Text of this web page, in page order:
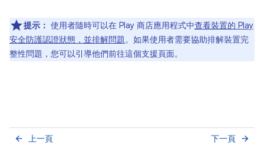
提示： 使用者隨時可以在 Play 商店應用程式中查看裝置的 Play
安全防護認證狀態，並排解問題。如果使用者需要協助排解裝置完
整性問題，您可以引導他們前往這個支援頁面。
上一頁
arrow_back 下一頁 arrow_forward